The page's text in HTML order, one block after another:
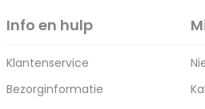
Info en hulp
Klantenservice
Bezorginformatie